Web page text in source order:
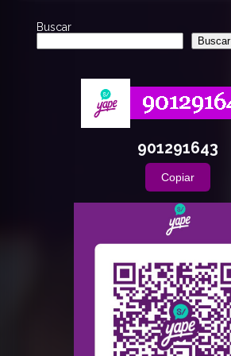
Buscar
Buscar
901291643
Copiar